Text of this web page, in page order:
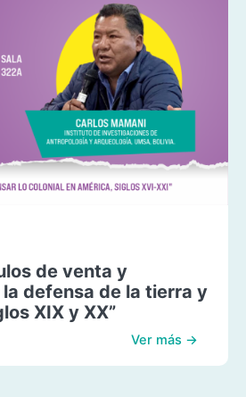
de venta y
defensa de la tierra y
XIX y XX”
Ver más →